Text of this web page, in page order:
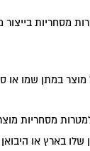
מסחריות בייצור
מוצר במתן שמו או
בארץ או היבואן